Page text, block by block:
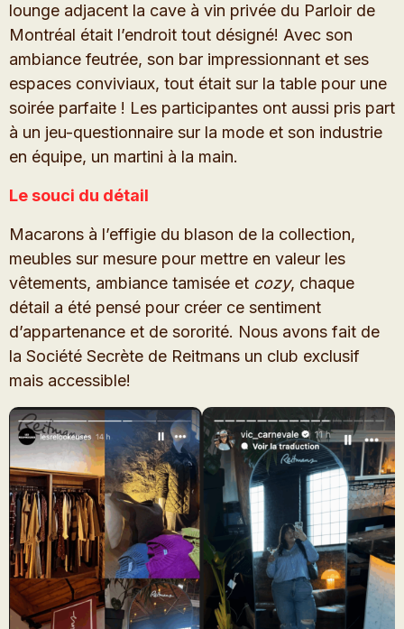
lounge adjacent la cave à vin privée du Parloir de
Montréal était l’endroit tout désigné! Avec son
ambiance feutrée, son bar impressionnant et ses
espaces conviviaux, tout était sur la table pour une
soirée parfaite ! Les participantes ont aussi pris part
à un jeu-questionnaire sur la mode et son industrie
en équipe, un martini à la main.
Le souci du détail
Macarons à l’effigie du blason de la collection,
meubles sur mesure pour mettre en valeur les
vêtements, ambiance tamisée et cozy, chaque
détail a été pensé pour créer ce sentiment
d’appartenance et de sororité. Nous avons fait de
la Société Secrète de Reitmans un club exclusif
mais accessible!